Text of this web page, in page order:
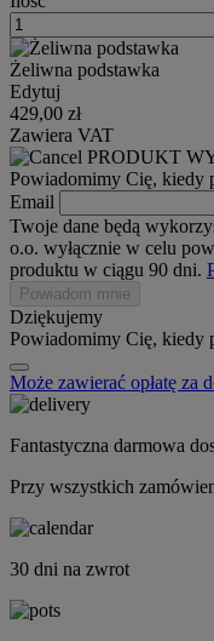
Żeliwna podstawka
Edytuj
429,00 zł
Zawiera VAT
PRODUKT
Powiadomimy Cię, kiedy
Email
Twoje dane będą
o.o. wyłącznie w celu
produktu w ciągu 90 dni.
Powiadom mnie
Dziękujemy
Powiadomimy Cię, kiedy
Może zawierać opłatę za
Fantastyczna darmowa
Przy wszystkich
30 dni na zwrot